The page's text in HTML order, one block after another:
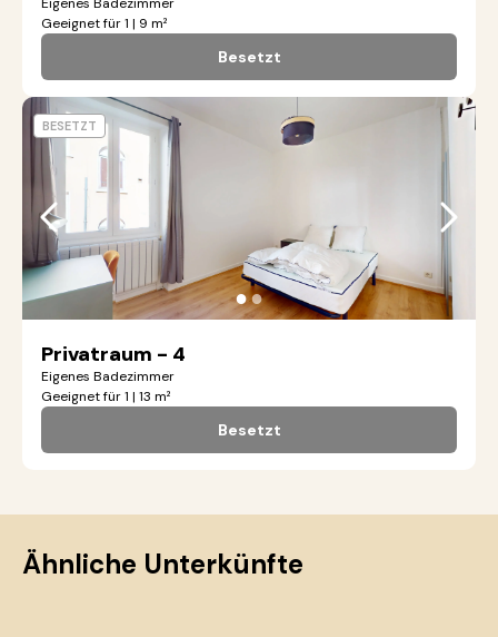
Geeignet für 1 | 9 m²
Besetzt
●●
Privatraum - 4
Eigenes Badezimmer
Geeignet für 1 | 13 m²
Besetzt
BESETZT
Ähnliche Unterkünfte